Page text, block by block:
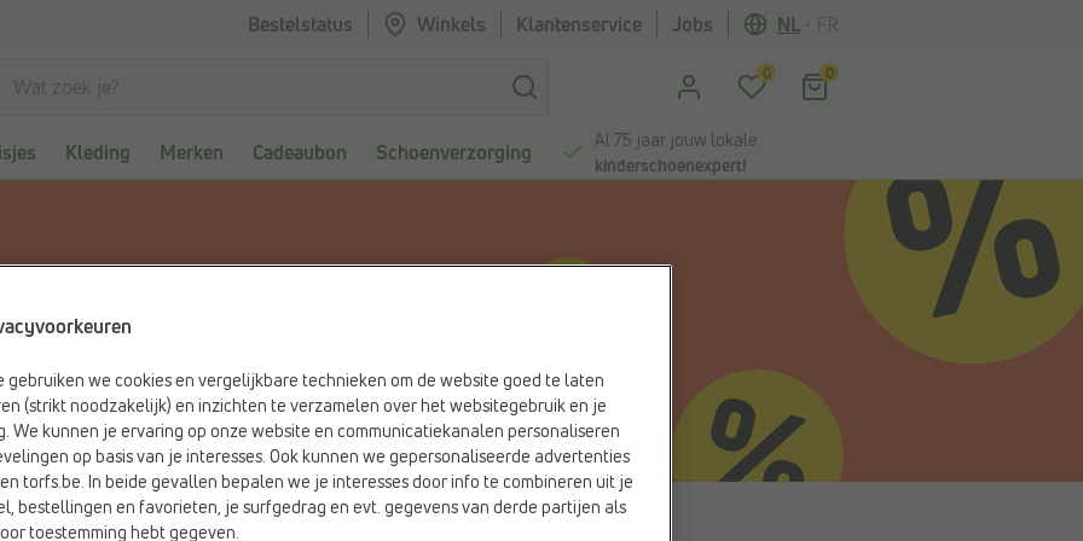
Bestelstatus Winkels Klantenservice Jobs NL
0 0
Kleding Merken Cadeaubon Schoenverzorging
Al 75 jaar jouw lokale
kinderschoenexpert!
gebruiken we cookies en vergelijkbare technieken om de website goed te laten
(strikt noodzakelijk) en inzichten te verzamelen over het websitegebruik en je
We kunnen je ervaring op onze website en communicatiekanalen personaliseren
op basis van je interesses. Ook kunnen we gepersonaliseerde advertenties
torfs.be. In beide gevallen bepalen we je interesses door info te combineren uit je
bestellingen en favorieten, je surfgedrag en evt. gegevens van derde partijen als
toestemming hebt gegeven.